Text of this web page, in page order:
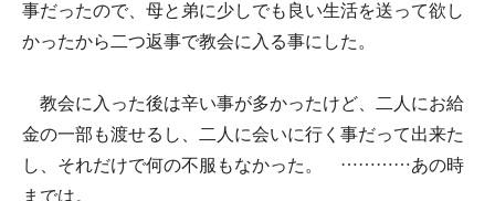
事だったので、母と弟に少しでも良い生活を送って欲し
かったから二つ返事で教会に入る事にした。
教会に入った後は辛い事が多かったけど、二人にお給
金の一部も渡せるし、二人に会いに行く事だって出来た
し、それだけで何の不服もなかった。 …………あの時
までは。